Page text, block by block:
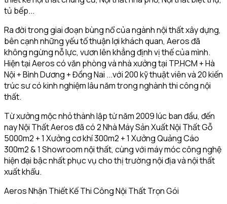
tủ bếp...
Ra đời trong giai đoạn bùng nổ của ngành nội thất xây dựng,
bên cạnh những yếu tố thuận lợi khách quan, Aeros đã
không ngừng nỗ lực, vươn lên khẳng định vị thế của mình.
Hiện tại Aeros có văn phòng và nhà xưởng tại TP.HCM + Hà
Nội + Bình Dương + Đồng Nai ...với 200 kỹ thuật viên và 20 kiến
trúc sư có kinh nghiệm lâu năm trong nghành thi công nội
thất.
Từ xưởng mộc nhỏ thành lập từ năm 2009 lúc ban đầu, đến
nay Nội Thất Aeros đã có 2 Nhà Máy Sản Xuất Nội Thất Gỗ
5000m2 + 1 Xưởng cơ khí 300m2 + 1 Xưởng Quảng Cáo
300m2 & 1 Showroom nội thất, cùng với máy móc công nghệ
hiện đại bậc nhất phục vụ cho thị trường nội địa và nội thất
xuất khẩu.
Aeros Nhận Thiết Kế Thi Công Nội Thất Trọn Gói